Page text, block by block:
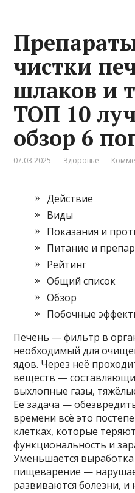
чистки
шлаков и
ТОП 10
обзор 6
07.03.2025 Здоровье
Действие
Виды
Показания и
Питание и
Рейтинг
Общий список
Обзор
Побочные
Печень — фильтр в
необходимый для
ядов. Через неё
веществ —
выхлопные газы,
Её задача —
времени всё это
клетках, которые
функциональность и
Уменьшается
пищеварение —
развиваются болезни, и